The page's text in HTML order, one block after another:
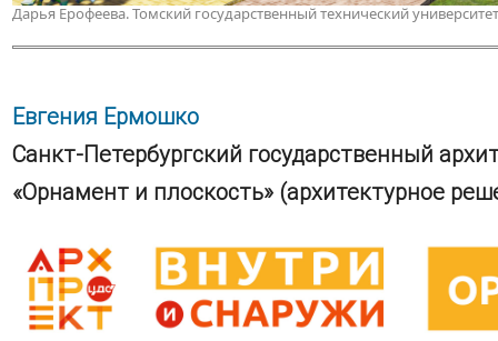
Дарья Ерофеева. Томский государственный технический университет
Евгения Ермошко
Санкт-Петербургский государственный
«Орнамент и плоскость» (архитектурное